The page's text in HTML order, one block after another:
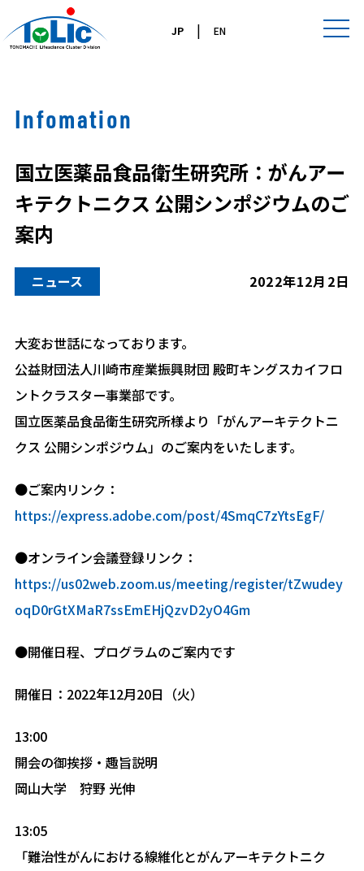
JP| EN
Infomation
国立医薬品食品衛生研究所：がんアー
キテクトニクス 公開シンポジウムのご
案内
ニュース 2022年12月2日
大変お世話になっております。
公益財団法人川崎市産業振興財団 殿町キングスカイフロ
ントクラスター事業部です。
国立医薬品食品衛生研究所様より「がんアーキテクトニ
クス 公開シンポジウム」のご案内をいたします。
●ご案内リンク：
https://express.adobe.com/post/4SmqC7zYtsEgF/
●オンライン会議登録リンク：
https://us02web.zoom.us/meeting/register/tZwudey
oqD0rGtXMaR7ssEmEHjQzvD2yO4Gm
●開催日程、プログラムのご案内です
開催日：2022年12月20日（火）
13:00
開会の御挨拶・趣旨説明
岡山大学 狩野 光伸
13:05
「難治性がんにおける線維化とがんアーキテクトニク